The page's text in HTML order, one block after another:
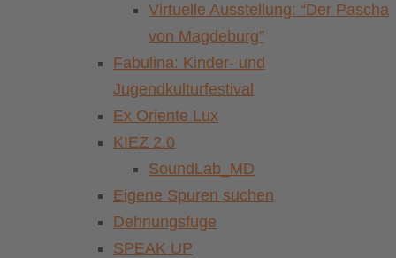
Virtuelle Ausstellung: “Der Pascha
von Magdeburg”
Fabulina: Kinder- und
Jugendkulturfestival
Ex Oriente Lux
KIEZ 2.0
SoundLab_MD
Eigene Spuren suchen
Dehnungsfuge
SPEAK UP